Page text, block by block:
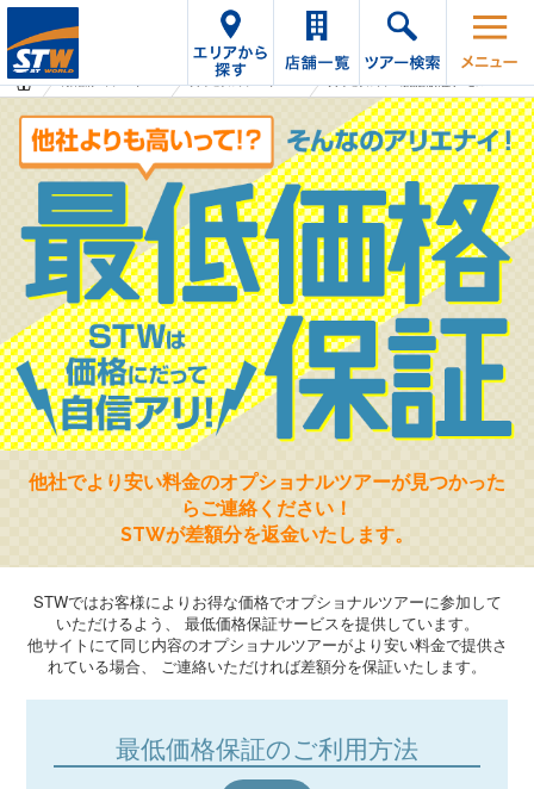
他社でより安い料金のオプショナルツアーが見つかった
らご連絡ください！
STWが差額分を返金いたします。
STWではお客様によりお得な価格でオプショナルツアーに参加して
いただけるよう、 最低価格保証サービスを提供しています。
他サイトにて同じ内容のオプショナルツアーがより安い料金で提供さ
れている場合、 ご連絡いただければ差額分を保証いたします。
最低価格保証のご利用方法